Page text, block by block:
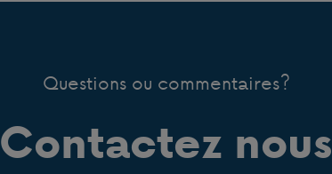
Questions ou commentaires?
Contactez nous